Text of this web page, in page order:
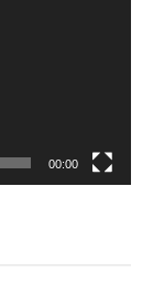
00:00